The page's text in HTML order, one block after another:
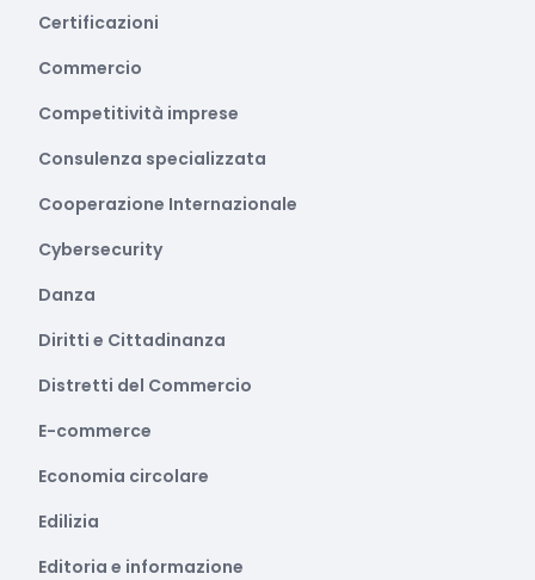
Certificazioni
Commercio
Competitività imprese
Consulenza specializzata
Cooperazione Internazionale
Cybersecurity
Danza
Diritti e Cittadinanza
Distretti del Commercio
E-commerce
Economia circolare
Edilizia
Editoria e informazione